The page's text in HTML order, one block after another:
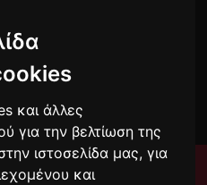
και άλλες
για την βελτίωση της
ιστοσελίδα μας, για
και